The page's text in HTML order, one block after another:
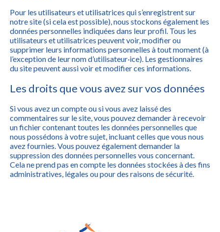
Pour les utilisateurs et utilisatrices qui s’enregistrent sur
notre site (si cela est possible), nous stockons également les
données personnelles indiquées dans leur profil. Tous les
utilisateurs et utilisatrices peuvent voir, modifier ou
supprimer leurs informations personnelles à tout moment (à
l’exception de leur nom d’utilisateur·ice). Les gestionnaires
du site peuvent aussi voir et modifier ces informations.
Les droits que vous avez sur vos données
Si vous avez un compte ou si vous avez laissé des
commentaires sur le site, vous pouvez demander à recevoir
un fichier contenant toutes les données personnelles que
nous possédons à votre sujet, incluant celles que vous nous
avez fournies. Vous pouvez également demander la
suppression des données personnelles vous concernant.
Cela ne prend pas en compte les données stockées à des fins
administratives, légales ou pour des raisons de sécurité.